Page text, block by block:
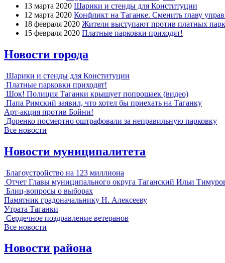
13 марта 2020 Шарики и стенды для Конституции
12 марта 2020 Конфликт на Таганке. Сменить главу
18 февраля 2020 Жители выступают против платных
15 февраля 2020 Платные парковки приходят!
Новости города
Шарики и стенды для Конституции
Платные парковки приходят!
Шок! Полиция Таганки крышует попрошаек (видео)
Папа Римский заявил, что хотел бы приехать на Таганку
Арт-акция против Бойни!
Доренко посмертно оштрафовали за неправильную парковку
Все новости
Новости муниципалитета
Благоустройство на 123 миллиона
Отчет Главы муниципального округа Таганский Ильи
Блиц-вопросы о выборах
Памятник градоначальнику Н. Алексееву
Утрата Таганки
Сердечное поздравление ветеранов
Все новости
Новости района